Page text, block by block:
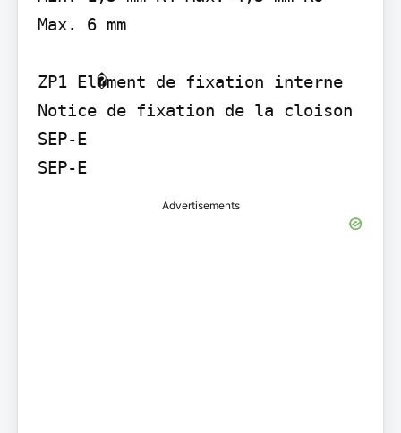
Max. 6 mm
ZP1 El�ment de fixation interne
Notice de fixation de la cloison
SEP-E
SEP-E
Advertisements